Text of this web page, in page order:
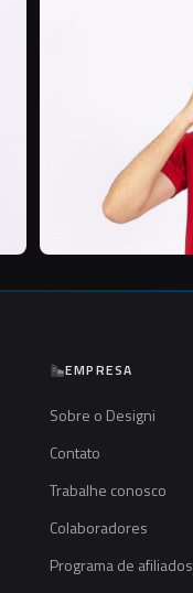
EMPRESA
Sobre o Designi
Contato
Trabalhe conosco
Colaboradores
Programa de afiliados